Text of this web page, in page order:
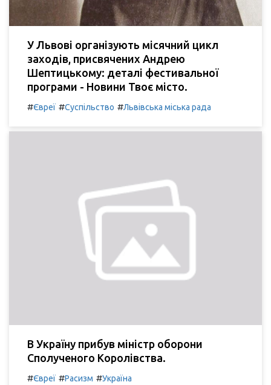
У Львові організують місячний цикл
заходів, присвячених Андрею
Шептицькому: деталі фестивальної
програми - Новини Твоє місто.
#Євреї #Суспільство #Львівська міська рада
В Україну прибув міністр оборони
Сполученого Королівства.
#Євреї #Расизм #Україна